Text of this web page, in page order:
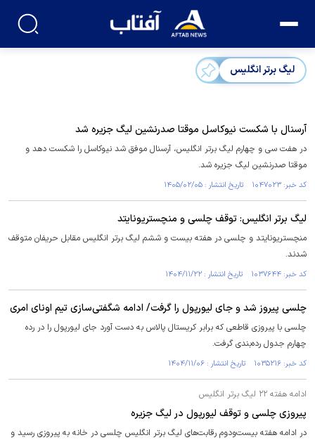
لیگ برتر انگلیس
آرسنال با شکست نیوکاسل موقتا صدرنشین لیگ جزیره شد
در هفت سی و چهارم لیگ برتر انگلیس، آرسنال موفق شد نیوکاسل را شکست دهد و
موقتا صدرنشین لیگ جزیره شد.
کد خبر: ۱۰۴۷۰۲۳ تاریخ انتشار : ۱۴۰۵/۰۲/۰۵
لیگ برتر انگلیس: توقف چلسی و منچستریونایتد
منچستریونایتد و چلسی در هفته بیست و ششم لیگ برتر انگلیس مقابل حریفان متوقف
شدند.
کد خبر: ۱۰۳۷۶۴۴ تاریخ انتشار : ۱۴۰۴/۱۱/۲۲
چلسی پیروز شد و جای لیورپول را گرفت/ ادامه شگفتی‌سازی تیم اونای امری
چلسی با پیروزی قاطعی که برابر کریستال پالاس به دست آورد جای لیورپول را در رده
چهارم جدول رده‌بندی گرفت.
کد خبر: ۱۰۳۵۲۱۶ تاریخ انتشار : ۱۴۰۴/۱۱/۰۶
ادامه هفته ۲۲ لیگ برتر انگلیس
پیروزی چلسی و توقف لیورپول در لیگ جزیره
در ادامه هفته بیست‌ودوم رقابت‌های لیگ برتر انگلیس چلسی در خانه به پیروزی رسید و